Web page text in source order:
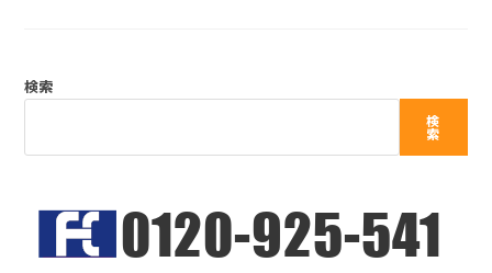
検索
検
索